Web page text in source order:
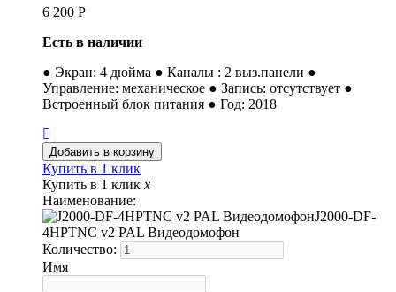
6 200 Р
Есть в наличии
● Экран: 4 дюйма ● Каналы : 2 выз.панели ●
Управление: механическое ● Запись: отсутствует ●
Встроенный блок питания ● Год: 2018
Купить в 1 клик
Купить в 1 клик x
Наименование:
J2000-DF-
4HPTNC v2 PAL Видеодомофон
Количество:
Имя